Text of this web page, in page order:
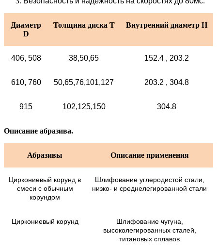
Диаметр
D
Толщина диска T Внутренний диаметрH
406, 508 38,50,65 152.4 , 203.2
610, 760 50,65,76,101,127 203.2 , 304.8
915 102,125,150 304.8
Описание абразива.
Абразивы Описание применения
Циркониевый корунд в
смеси с обычным
корундом
Шлифование углеродистой стали,
низко- и среднелегированной стали
Циркониевый корунд
Шлифование чугуна,
высоколегированных сталей,
титановых сплавов